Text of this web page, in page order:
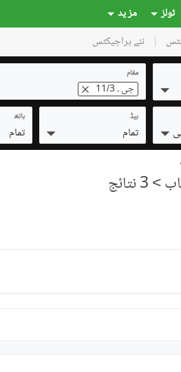
ٹولز مز ید
نئے پراجیکٹس
مقام
جی ۔ 11/3
بیڈ
تمام
باتھ
تمام
> 3 نتائج